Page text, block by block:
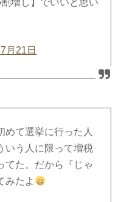
月21日
めて選挙に行った人
いう人に限って増税
てた。だから『じゃ
みたよ